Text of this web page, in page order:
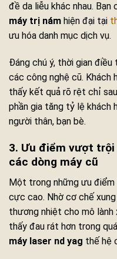
đề da liễu khác nhau.
máy trị nám hiện đại tại
ưu hóa danh mục dịch vụ.
Đáng chú ý, thời gian
các công nghệ cũ. Khách
thấy kết quả rõ rệt chỉ
phần gia tăng tỷ lệ khách
người thân, bạn bè.
3. Ưu điểm vượt trội
các dòng máy cũ
Một trong những ưu điểm
cực cao. Nhờ cơ chế
thương nhiệt cho mô lành
thấy đau rát hơn trong
máy laser nd yag thế hệ